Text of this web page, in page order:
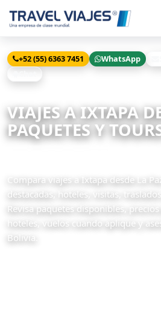
+52 (55) 6363 7451 WhatsApp
VIAJES A IXTAPA
PAQUETES Y
Compara viajes a Ixtapa desde La
destacadas, hoteles, visitas,
Revisa paquetes disponibles,
hoteles, vuelos cuando aplique y
Bolivia.